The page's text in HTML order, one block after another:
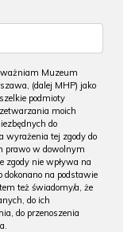
Muzeum
(dalej MHP) jako
podmioty
moich
do
wyrażenia tej zgody do
prawo w dowolnym
zgody nie wpływa na
dokonano na podstawie
też świadomy/a, że
do ich
do przenoszenia